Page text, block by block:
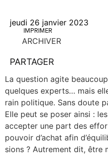
jeudi 26 janvier 2023
IMPRIMER
ARCHIVER
PARTAGER
La ques­tion agite
quelques experts… mais
rain poli­tique. Sans doute
Elle peut se poser ain­si :
accep­ter une part des
pou­voir d’achat afin
sions ? Autre­ment dit, être